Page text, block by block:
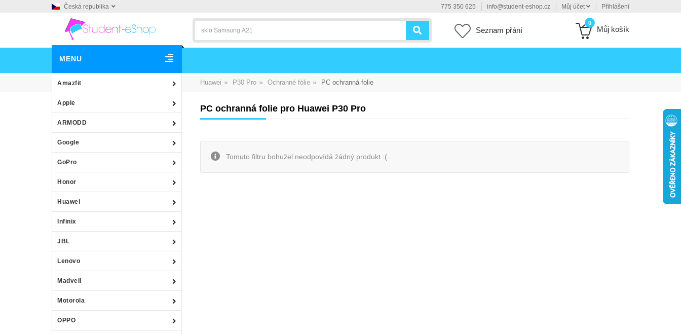
Česká republika 775 350 625 info@student-eshop.cz Můj účet Přihlášení
Seznam přání
0
Můj košík
MENU
Amazfit
Apple
ARMODD
Google
GoPro
Honor
Huawei
Infinix
JBL
Lenovo
Madvell
Motorola
OPPO
Huawei » P30 Pro » Ochranné fólie » PC ochranná folie
PC ochranná folie pro Huawei P30 Pro
Tomuto filtru bohužel neodpovídá žádný produkt :(